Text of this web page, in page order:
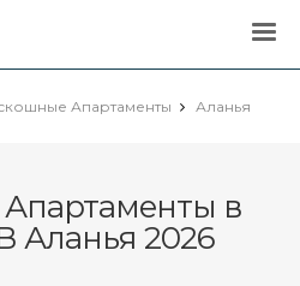
Апартаменты Аланья
в
Аланья 2026